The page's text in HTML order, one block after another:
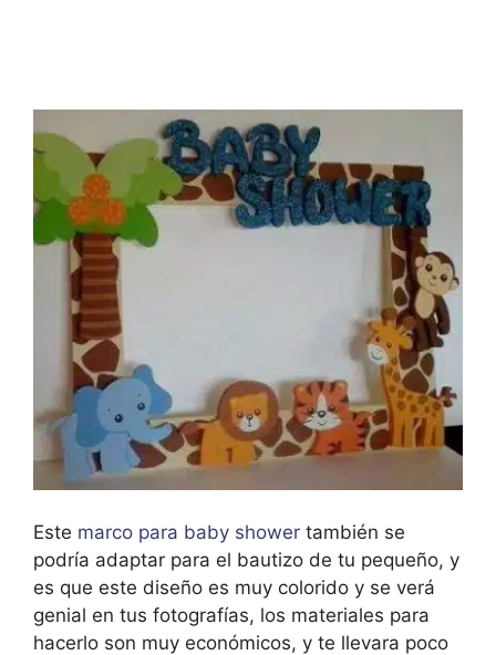
Este marco para baby shower también se
podría adaptar para el bautizo de tu pequeño, y
es que este diseño es muy colorido y se verá
genial en tus fotografías, los materiales para
hacerlo son muy económicos, y te llevara poco